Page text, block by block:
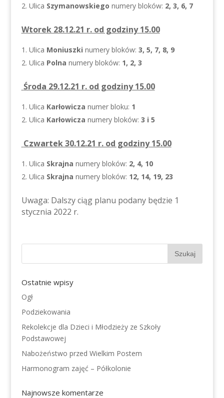
Ulica Szymanowskiego numery bloków: 2, 3, 6, 7
Wtorek 28.12.21 r. od godziny 15.00
Ulica Moniuszki numery bloków: 3, 5, 7, 8, 9
Ulica Polna numery bloków: 1, 2, 3
Środa 29.12.21 r. od godziny 15.00
Ulica Karłowicza numer bloku: 1
Ulica Karłowicza numery bloków: 3 i 5
Czwartek 30.12.21 r. od godziny 15.00
Ulica Skrajna numery bloków: 2, 4, 10
Ulica Skrajna numery bloków: 12, 14, 19, 23
Uwaga: Dalszy ciąg planu podany będzie 1
stycznia 2022 r.
Ostatnie wpisy
Ogł
Podziekowania
Rekolekcje dla Dzieci i Młodzieży ze Szkoły
Podstawowej
Nabożeństwo przed Wielkim Postem
Harmonogram zajęć – Półkolonie
Najnowsze komentarze